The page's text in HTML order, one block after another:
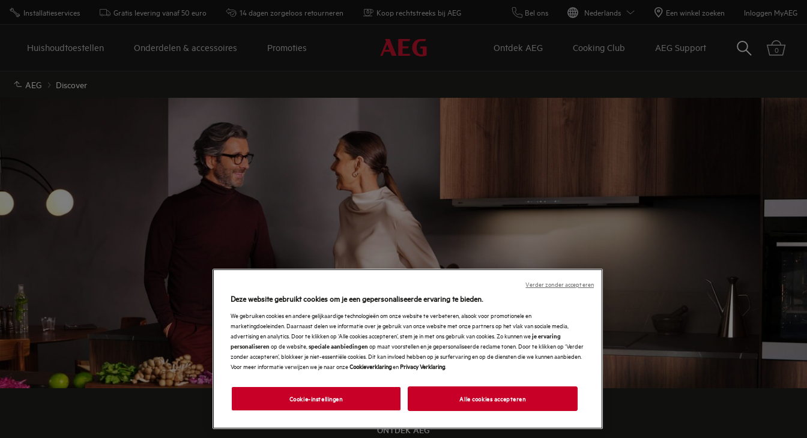
Installatieservices Gratis levering vanaf 50 euro 14 dagen zorgeloos retourneren Koop rechtstreeks bij AEG Bel ons Nederlands Een winkel zoeken Inloggen MyAEG
Huishoudtoestellen Onderdelen & accessoires Promoties Ontdek AEG Cooking Club AEG Support Zoeken 0
AEG Discover
ONTDEK AEG
Deze website gebruikt cookies om je een gepersonaliseerde ervaring te bieden.
We gebruiken cookies en andere gelijkaardige technologieën om onze website te verbeteren, alsook voor promotionele en
marketingdoeleinden. Daarnaast delen we informatie over je gebruik van onze website met onze partners op het vlak van sociale media,
advertising en analytics. Door te klikken op ‘Alle cookies accepteren’, stem je in met ons gebruik van cookies. Zo kunnen weje ervaring
personaliseren op de website, speciale aanbiedingen op maat voorstellen en je gepersonaliseerde reclame tonen. Door te klikken op ‘Verder
zonder accepteren’, blokkeer je niet-essentiële cookies. Dit kan invloed hebben op je surfervaring en op de diensten die we kunnen aanbieden.
Voor meer informatie verwijzen we je naar onzeCookieverklaringenPrivacy Verklaring.
Cookie-instellingen Alle cookies accepteren
Verder zonder accepteren